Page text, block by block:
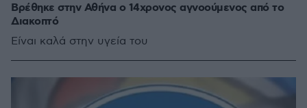
Βρέθηκε στην Αθήνα ο 14χρονος αγνοούμενος από το
Διακοπτό
Είναι καλά στην υγεία του